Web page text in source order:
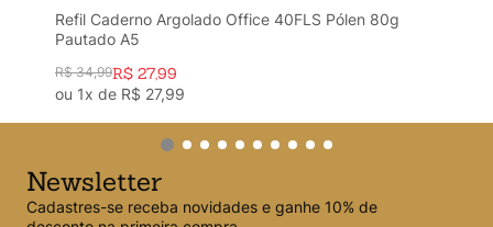
Refil Caderno Argolado Office 40FLS Pólen 80g
Pautado A5
R$ 34,99R$ 27,99
ou 1x de R$ 27,99
Newsletter
Cadastres-se receba novidades e ganhe 10% de